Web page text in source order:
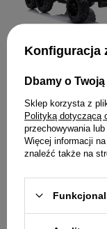
Kół Z Przyczepką
1 146,87 zł
Konfiguracja
Dbamy o
Sklep korzysta z
Polityką dotyczącą
przechowywania
Więcej informacji
znaleźć także na